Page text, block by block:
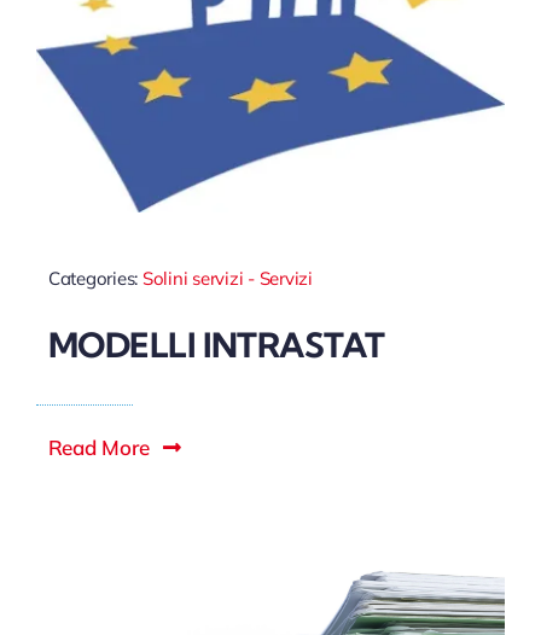
Categories: Solini servizi - Servizi
MODELLI INTRASTAT
Read More